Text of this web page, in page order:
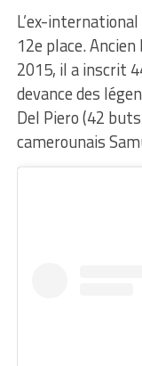
L’ex-
12e place.
2015, il a inscrit
devance des
Del Piero (42
camerounais